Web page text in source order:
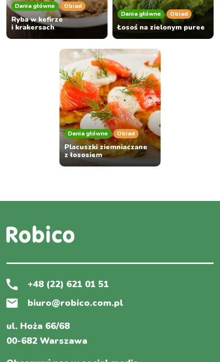
Dania główne Obiad
Ryba w kefirze
i krakersach
Dania główne Obiad
Łosoś na zielonym puree
Dania główne Obiad
Placuszki ziemniaczane
z łososiem
+48 (22) 621 01 51
biuro@robico.com.pl
ul. Hoża 66/68
00-682 Warszawa